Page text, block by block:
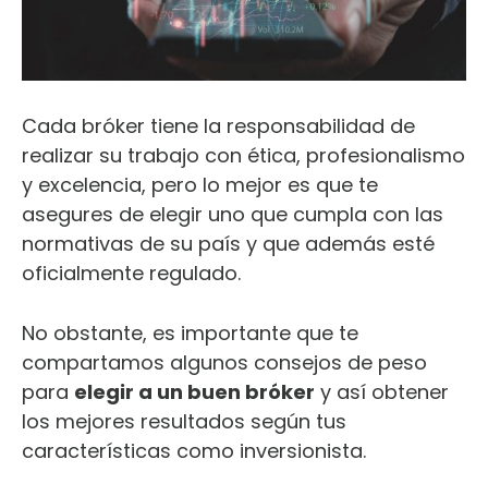
Cada bróker tiene la responsabilidad de
realizar su trabajo con ética, profesionalismo
y excelencia, pero lo mejor es que te
asegures de elegir uno que cumpla con las
normativas de su país y que además esté
oficialmente regulado.
No obstante, es importante que te
compartamos algunos consejos de peso
para elegir a un buen bróker y así obtener
los mejores resultados según tus
características como inversionista.